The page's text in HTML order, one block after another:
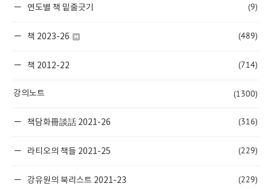
연도별 책 밑줄긋기 (9)
책 2023-26 (489)
책 2012-22 (714)
강의노트 (1300)
책담화冊談話 2021-26 (316)
라티오의 책들 2021-25 (229)
강유원의 북리스트 2021-23 (229)